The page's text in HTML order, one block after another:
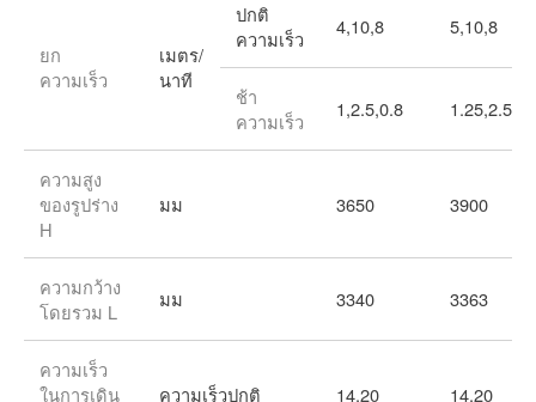
ยก
ความเร็ว
เมตร/
นาที
ปกติ
ความเร็ว
4,10,8 5,10,8
ช้า
ความเร็ว
1,2.5,0.8 1.25,2.5
ความสูง
ของรูปร่าง
H
มม 3650 3900
ความกว้าง
โดยรวม L
มม 3340 3363
ความเร็ว
ในการเดิน
ความเร็วปกติ 14,20 14,20